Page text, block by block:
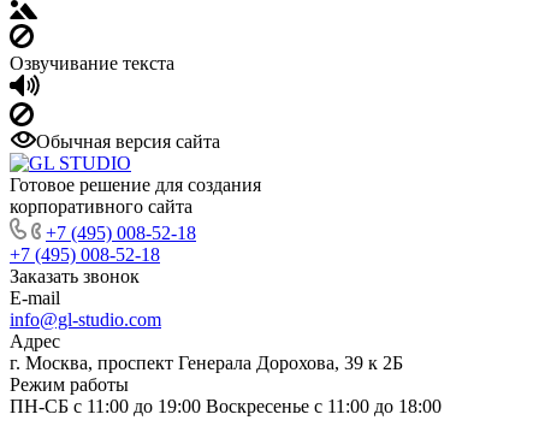
Озвучивание текста
Обычная версия сайта
Готовое решение для создания
корпоративного сайта
+7 (495) 008-52-18
+7 (495) 008-52-18
Заказать звонок
E-mail
info@gl-studio.com
Адрес
г. Москва, проспект Генерала Дорохова, 39 к 2Б
Режим работы
ПН-СБ с 11:00 до 19:00 Воскресенье с 11:00 до 18:00